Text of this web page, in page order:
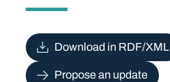
Download in RDF/XML
Propose an update